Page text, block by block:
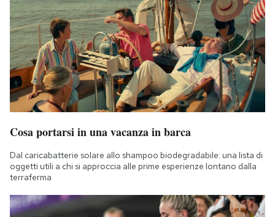
Cosa portarsi in una vacanza in barca
Dal caricabatterie solare allo shampoo biodegradabile: una lista di
oggetti utili a chi si approccia alle prime esperienze lontano dalla
terraferma